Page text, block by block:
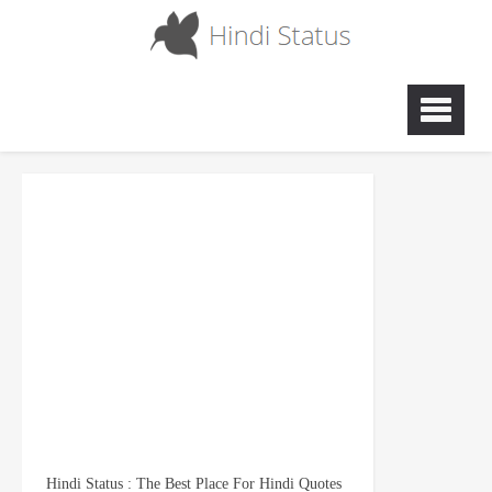
Hindi Status : The Best Place For Hindi Quotes